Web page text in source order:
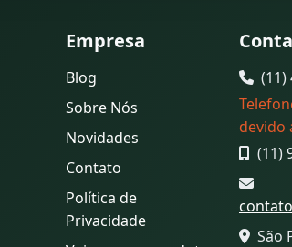
Empresa
Blog
Sobre Nós
Novidades
Contato
Política de
Privacidade
(11)
devido
(11)
São